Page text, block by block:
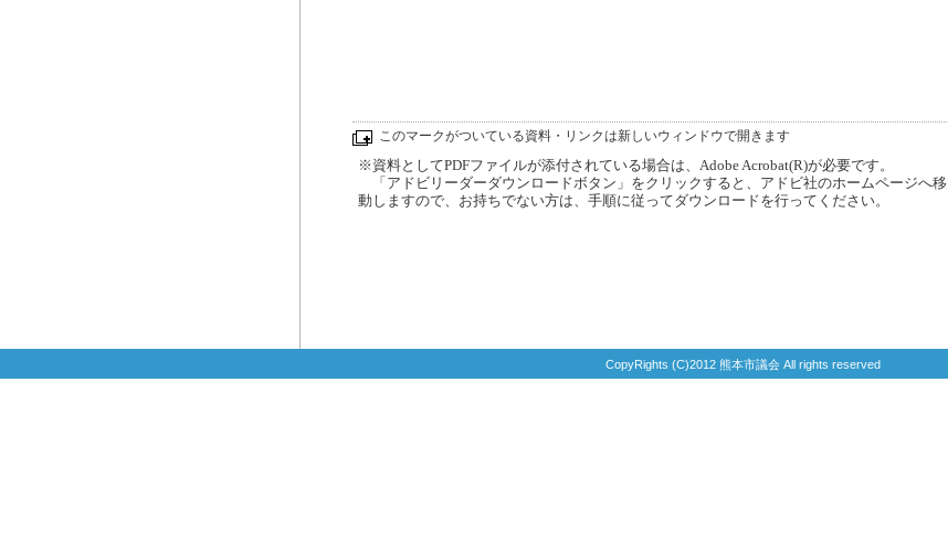
このマークがついている資料・リンクは新しいウィンドウで開きます
※資料としてPDFファイルが添付されている場合は、Adobe Acrobat(R)が必要です。
「アドビリーダーダウンロードボタン」をクリックすると、アドビ社のホームページへ移
動しますので、お持ちでない方は、手順に従ってダウンロードを行ってください。
CopyRights (C)2012 熊本市議会 All rights reserved